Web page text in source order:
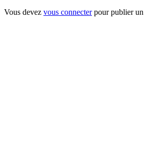
Vous devez vous connecterpour publier un